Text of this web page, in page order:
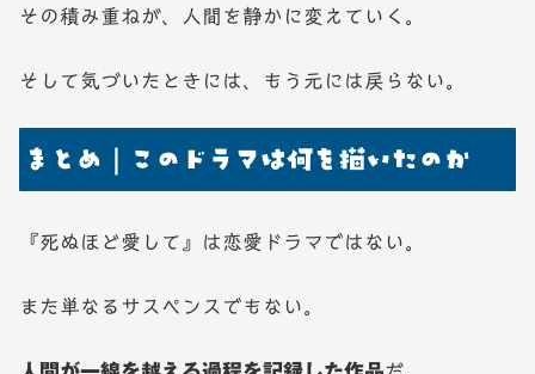
その積み重ねが、人間を静かに変えていく。
そして気づいたときには、もう元には戻らない。
まとめ｜このドラマは何を描いたのか
『死ぬほど愛して』は恋愛ドラマではない。
また単なるサスペンスでもない。